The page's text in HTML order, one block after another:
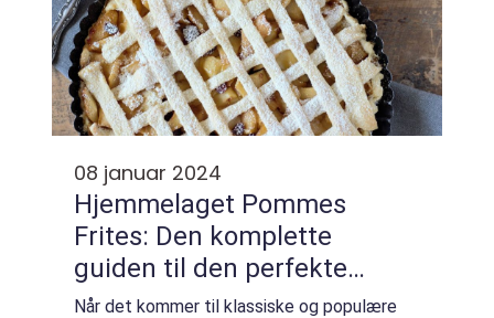
08 januar 2024
Hjemmelaget Pommes
Frites: Den komplette
guiden til den perfekte
crispy potetretten
Når det kommer til klassiske og populære